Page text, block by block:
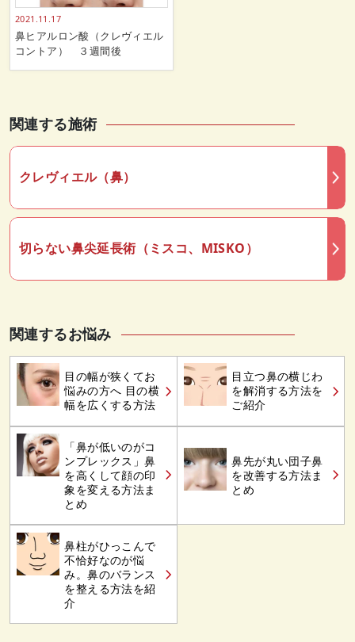
2021.11.17
鼻ヒアルロン酸（クレヴィエル
コントア） ３週間後
関連する施術
クレヴィエル（鼻）
切らない鼻尖延長術（ミスコ、MISKO）
関連するお悩み
目の幅が狭くてお
悩みの方へ 目の横
幅を広くする方法
目立つ鼻の横じわ
を解消する方法を
ご紹介
「鼻が低いのがコ
ンプレックス」鼻
を高くして顔の印
象を変える方法ま
とめ
鼻先が丸い団子鼻
を改善する方法ま
とめ
鼻柱がひっこんで
不恰好なのが悩
み。鼻のバランス
を整える方法を紹
介